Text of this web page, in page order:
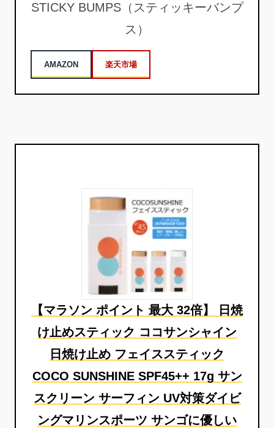
STICKY BUMPS（スティッキーバンプ
ス）
AMAZON 楽天市場
【マラソン ポイント 最大 32倍】 日焼
け止めスティック ココサンシャイン
日焼け止め フェイススティック
COCO SUNSHINE SPF45++ 17g サン
スクリーン サーフィン UV対策ダイビ
ングマリンスポーツ サンゴに優しい